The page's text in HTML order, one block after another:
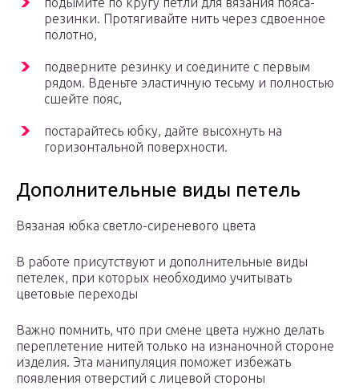
резинки. Протягивайте нить через сдвоенное
полотно,
подверните резинку и соедините с первым
рядом. Вденьте эластичную тесьму и полностью
сшейте пояс,
постарайтесь юбку, дайте высохнуть на
горизонтальной поверхности.
Дополнительные виды петель
Вязаная юбка светло-сиреневого цвета
В работе присутствуют и дополнительные виды
петелек, при которых необходимо учитывать
цветовые переходы
Важно помнить, что при смене цвета нужно делать
переплетение нитей только на изнаночной стороне
изделия. Эта манипуляция поможет избежать
появления отверстий с лицевой стороны